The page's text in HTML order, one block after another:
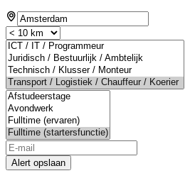
Alert opslaan